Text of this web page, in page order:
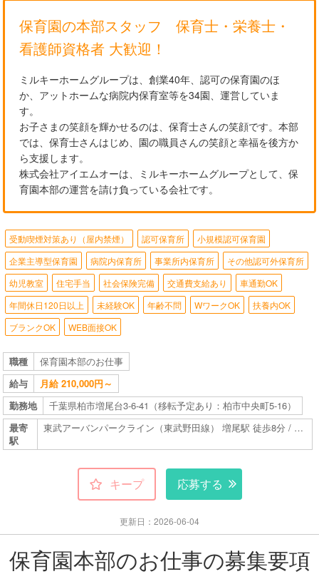
保育園の本部スタッフ 保育士・栄養士・
看護師資格者 大歓迎！
ミルキーホームグループは、創業40年、認可の保育園のほ
か、アットホームな病院内保育室等を34園、運営していま
す。
お子さまの笑顔を輝かせるのは、保育士さんの笑顔です。本部
では、保育士さんはじめ、園の職員さんの笑顔と幸福を後方か
ら支援します。
株式会社アイエムオーは、ミルキーホームグループとして、保
育園本部の運営を請け負っている会社です。
受動喫煙対策あり（屋内禁煙） 認可保育所
小規模認可保育園
企業主導型保育園
病院内保育所 事業所内保育所
その他認可外保育所
幼児教室
住宅手当 社会保険完備 交通費支給あり
車通勤OK
年間休日120日以上
未経験OK 年齢不問 WワークOK
扶養内OK
ブランクOK
WEB面接OK
職種
保育園本部のお仕事
給与
月給 210,000円～
勤務地
千葉県柏市増尾台3-6-41（移転予定あり：柏市中央町5-16）
最寄
駅
東武アーバンパークライン（東武野田線） 増尾駅 徒歩8分 / その他交通手段あり
キープ 応募する
更新日：2026-06-04
保育園本部のお仕事の募集要項